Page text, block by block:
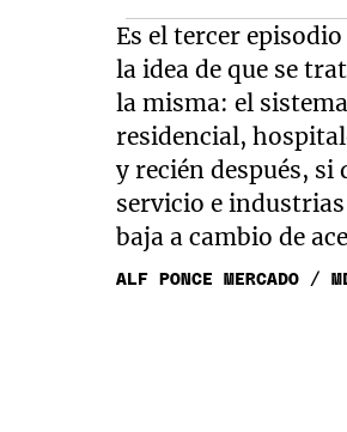
Es el tercer
la idea de que se
la misma: el
residencial,
y recién después, si
servicio e
baja a cambio de
ALF PONCE MERCADO /